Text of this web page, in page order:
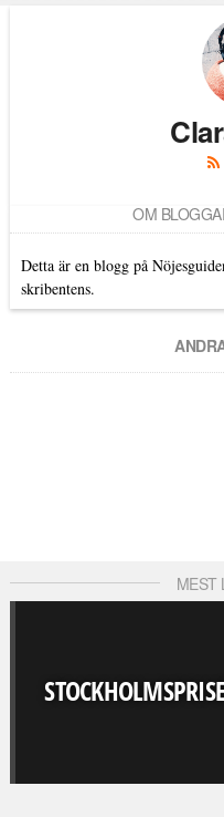
OM
Detta är en blogg på
skribentens.
MEST